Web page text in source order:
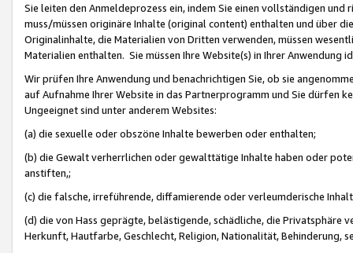
Sie leiten den Anmeldeprozess ein, indem Sie einen vollständigen
muss/müssen originäre Inhalte (original content) enthalten und über
Originalinhalte, die Materialien von Dritten verwenden, müssen
Materialien enthalten. Sie müssen Ihre Website(s) in Ihrer Anwendung
Wir prüfen Ihre Anwendung und benachrichtigen Sie, ob sie
auf Aufnahme Ihrer Website in das Partnerprogramm und Sie dürfen
Ungeeignet sind unter anderem Websites:
(a) die sexuelle oder obszöne Inhalte bewerben oder enthalten;
(b) die Gewalt verherrlichen oder gewalttätige Inhalte haben oder
anstiften,;
(c) die falsche, irreführende, diffamierende oder verleumderische
(d) die von Hass geprägte, belästigende, schädliche, die Privatsphäre
Herkunft, Hautfarbe, Geschlecht, Religion, Nationalität, Behinderung,